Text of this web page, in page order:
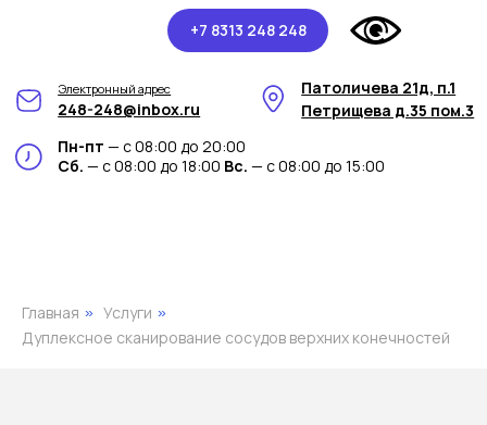
+7 8313 248 248
Пн-пт — с 08:00 до 20:00
Сб.— с 08:00 до 18:00Вс.— с 08:00 до 15:00
Главная » Услуги »
Дуплексное сканирование сосудов верхних конечностей